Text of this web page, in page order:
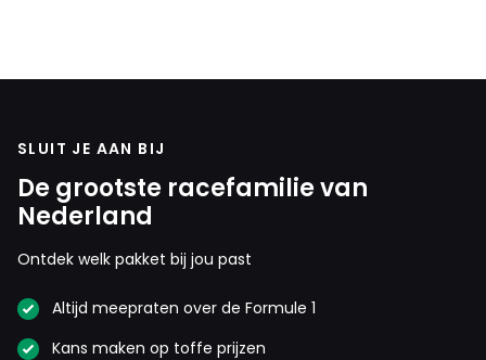
SLUIT JE AAN BIJ
De grootste racefamilie van
Nederland
Ontdek welk pakket bij jou past
Altijd meepraten over de Formule 1
Kans maken op toffe prijzen